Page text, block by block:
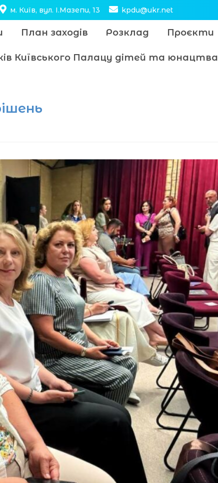
м. Київ, вул. І.Мазепи, 13 kpdu@ukr.net
План заходів Розклад Проєкти
Київського Палацу дітей та юнацтва